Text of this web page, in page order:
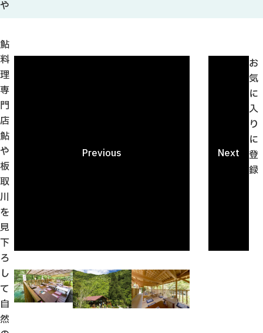
や
鮎
料
理
専
門
店
鮎
や
板
取
川
を
見
下
ろ
し
て
自
然
Previous Next
お
気
に
入
り
に
登
録
動画ライブラリー